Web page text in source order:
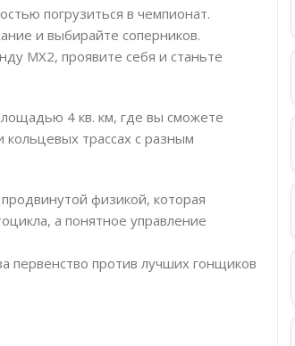
погрузиться в чемпионат.
и выбирайте соперников.
MX2, проявите себя и станьте
4 кв. км, где вы сможете
трассах с разным
физикой, которая
а понятное управление
первенство против лучших гонщиков